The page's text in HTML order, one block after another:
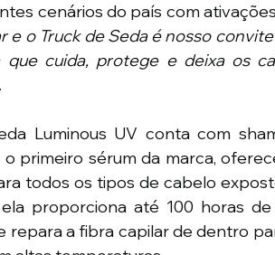
cenários do país com
e o Truck de Seda é nosso
que cuida, protege e deixa os
Luminous UV conta com
primeiro sérum da marca,
todos os tipos de cabelo
ela proporciona até 100 horas
repara a fibra capilar de dentro